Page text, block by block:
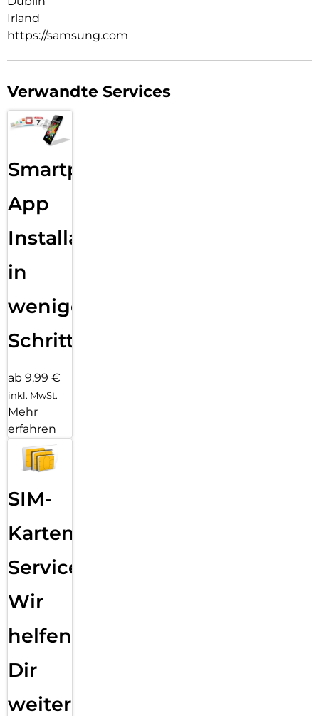
Irland
https://samsung.com
Verwandte Services
Smartphone
App
Installation
in
wenigen
Schritten
ab 9,99 €
inkl. MwSt.
Mehr
erfahren
SIM-
Karten
Service:
Wir
helfen
Dir
weiter